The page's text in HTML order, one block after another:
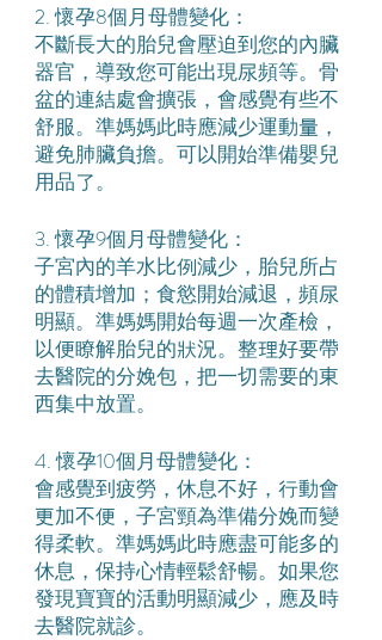
2. 懷孕8個月母體變化：
不斷長大的胎兒會壓迫到您的內臟
器官，導致您可能出現尿頻等。骨
盆的連結處會擴張，會感覺有些不
舒服。準媽媽此時應減少運動量，
避免肺臟負擔。可以開始準備嬰兒
用品了。
3. 懷孕9個月母體變化：
子宮內的羊水比例減少，胎兒所占
的體積增加；食慾開始減退，頻尿
明顯。準媽媽開始每週一次產檢，
以便瞭解胎兒的狀況。整理好要帶
去醫院的分娩包，把一切需要的東
西集中放置。
4. 懷孕10個月母體變化：
會感覺到疲勞，休息不好，行動會
更加不便，子宮頸為準備分娩而變
得柔軟。準媽媽此時應盡可能多的
休息，保持心情輕鬆舒暢。如果您
發現寶寶的活動明顯減少，應及時
去醫院就診。